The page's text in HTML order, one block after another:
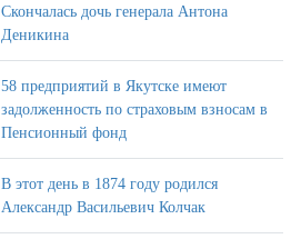
Скончалась дочь генерала Антона
Деникина
58 предприятий в Якутске имеют
задолженность по страховым взносам в
Пенсионный фонд
В этот день в 1874 году родился
Александр Васильевич Колчак